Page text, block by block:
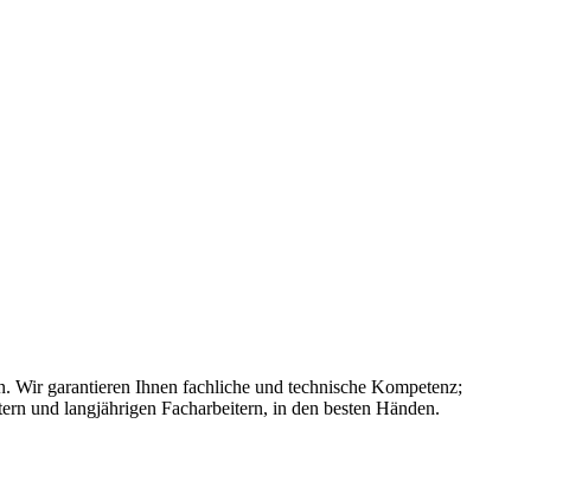
Wir garantieren Ihnen fachliche und technische Kompetenz;
und langjährigen Facharbeitern, in den besten Händen.